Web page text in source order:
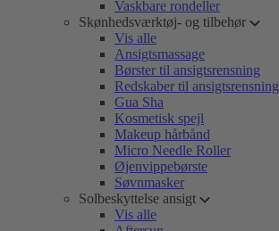
Vaskbare rondeller
Skønhedsværktøj- og tilbehør
Vis alle
Ansigtsmassage
Børster til ansigtsrensning
Redskaber til ansigtsrensning
Gua Sha
Kosmetisk spejl
Makeup hårbånd
Micro Needle Roller
Øjenvippebørste
Søvnmasker
Solbeskyttelse ansigt
Vis alle